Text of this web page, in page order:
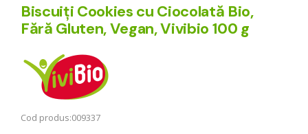
Biscuiți Cookies cu Ciocolată Bio,
Fără Gluten, Vegan, Vivibio 100 g
Cod produs:009337